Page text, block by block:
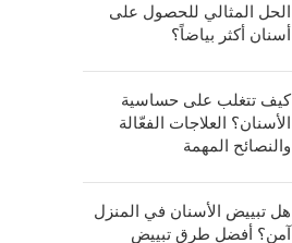
الحل المثالي للحصول على
أسنان أكثر بياضاً؟
كيف تتغلب على حساسية
الأسنان؟ العلاجات الفعّالة
والنصائح المهمة
هل تبييض الأسنان في المنزل
آمن؟ أفضل طرق تبييض